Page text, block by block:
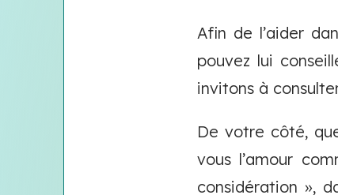
Afin de l’aider
pouvez lui
invitons à
De votre côté,
vous l’amour
considération »,